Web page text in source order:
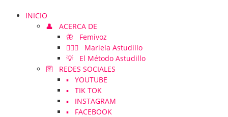
INICIO
👤 ACERCA DE
🦋 Femivoz
👱🏻‍♀️ Mariela Astudillo
💡 El Método Astudillo
🛜 REDES SOCIALES
▪️ YOUTUBE
▪️ TIK TOK
▪️ INSTAGRAM
▪️ FACEBOOK